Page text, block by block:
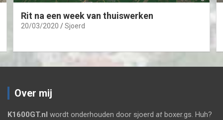
Rit na een week van thuiswerken
20/03/2020 Sjoerd
Over mij
K1600GT.nl wordt onderhouden door sjoerd at boxer.gs. Huh?